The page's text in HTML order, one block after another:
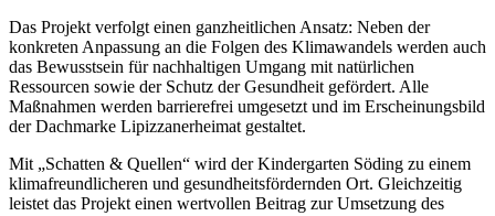
Das Projekt verfolgt einen ganzheitlichen Ansatz: Neben der
konkreten Anpassung an die Folgen des Klimawandels werden auch
das Bewusstsein für nachhaltigen Umgang mit natürlichen
Ressourcen sowie der Schutz der Gesundheit gefördert. Alle
Maßnahmen werden barrierefrei umgesetzt und im Erscheinungsbild
der Dachmarke Lipizzanerheimat gestaltet.
Mit „Schatten & Quellen“ wird der Kindergarten Söding zu einem
klimafreundlicheren und gesundheitsfördernden Ort. Gleichzeitig
leistet das Projekt einen wertvollen Beitrag zur Umsetzung des